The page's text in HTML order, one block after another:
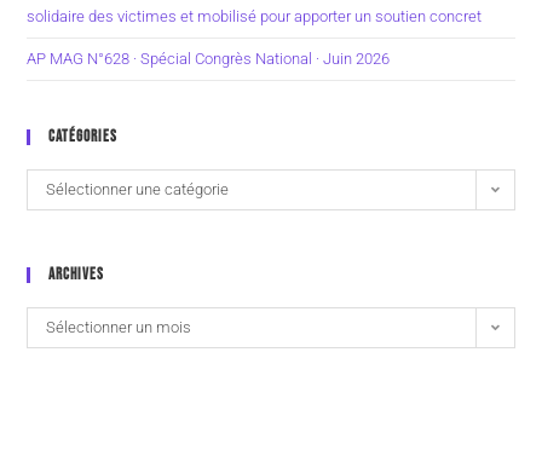
solidaire des victimes et mobilisé pour apporter un soutien concret
AP MAG N°628 · Spécial Congrès National · Juin 2026
CATÉGORIES
Sélectionner une catégorie
ARCHIVES
Sélectionner un mois